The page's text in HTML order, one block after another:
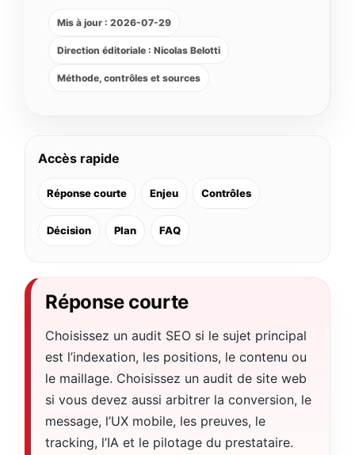
Mis à jour : 2026-07-29
Direction éditoriale : Nicolas Belotti
Méthode, contrôles et sources
Accès rapide
Réponse courte Enjeu Contrôles
Décision Plan FAQ
Réponse courte
Choisissez un audit SEO si le sujet principal
est l’indexation, les positions, le contenu ou
le maillage. Choisissez un audit de site web
si vous devez aussi arbitrer la conversion, le
message, l’UX mobile, les preuves, le
tracking, l’IA et le pilotage du prestataire.